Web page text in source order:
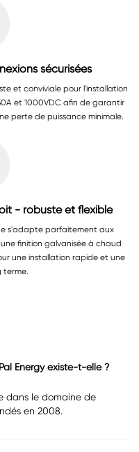
sécurisées
et conviviale pour l'installation
et 1000VDC afin de garantir
perte de puissance minimale.
- robuste et flexible
s'adapte parfaitement aux
finition galvanisée à chaud
une installation rapide et une
terme.
Energy existe-t-elle ?
dans le domaine de
en 2008.